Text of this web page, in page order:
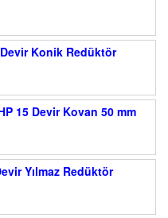
Konik Redüktör
15 Devir Kovan 50 mm
Yılmaz Redüktör